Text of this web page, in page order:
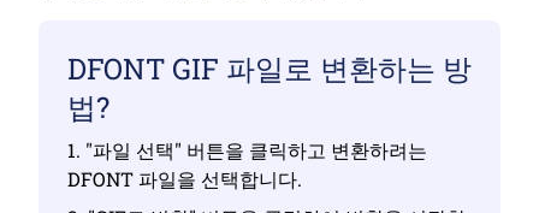
DFONT GIF 파일로 변환하는 방
법?
1. "파일 선택" 버튼을 클릭하고 변환하려는
DFONT 파일을 선택합니다.